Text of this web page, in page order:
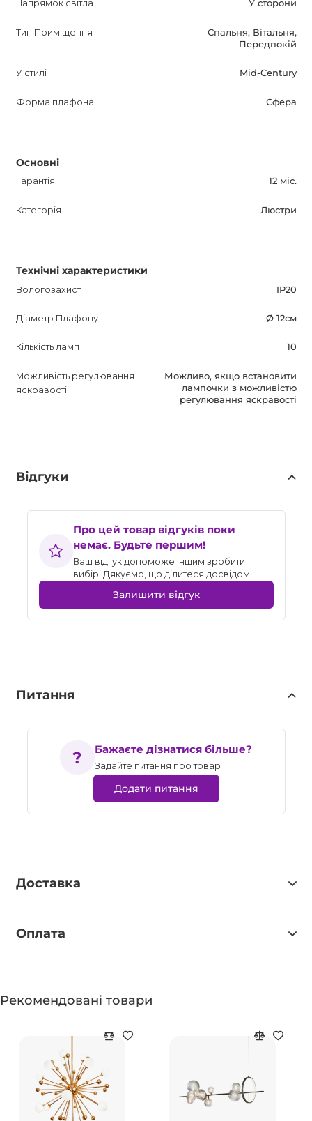
Напрямок світла У сторони
Тип Приміщення
Спальня, Вітальня,
Передпокій
У стилі Mid-Century
Форма плафона Сфера
Основні
Гарантія 12 міс.
Категорія Люстри
Технічні характеристики
Вологозахист IP20
Діаметр Плафону Ø 12см
Кількість ламп 10
Можливість регулювання
яскравості
Можливо, якщо встановити
лампочки з можливістю
регулювання яскравості
Відгуки
Про цей товар відгуків поки
немає. Будьте першим!
Ваш відгук допоможе іншим зробити
вибір. Дякуємо, що ділитеся досвідом!
Залишити відгук
Питання
Бажаєте дізнатися більше?
Задайте питання про товар
Додати питання
Доставка
Оплата
Рекомендовані товари